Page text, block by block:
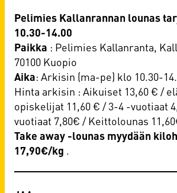
Pelimies Kallanrannan lounas
10.30-14.00
​​​​​​​Paikka : Pelimies Kallanranta,
70100 Kuopio
Aika: Arkisin (ma-pe) klo 10.30-
​​​​Hinta arkisin : Aikuiset 13,60 € /
opiskelijat 11,60 € / 3-4 -vuotiaat
vuotiaat 7,80€ / Keittolounas
Take away -lounas myydään
17,90€/kg .